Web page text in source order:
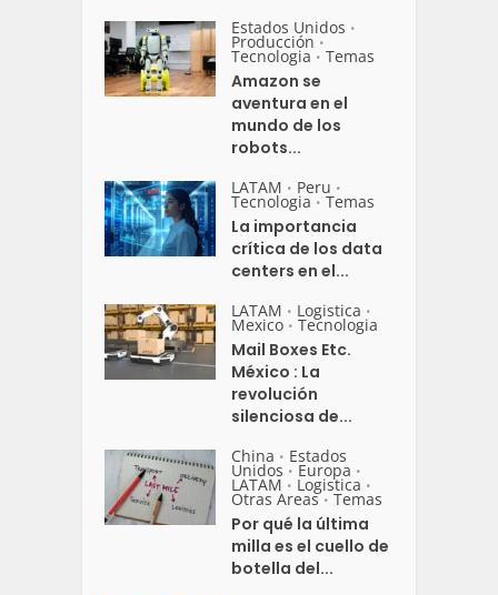
Estados Unidos •
Producción •
Tecnologia • Temas
Amazon se
aventura en el
mundo de los
robots...
LATAM • Peru •
Tecnologia • Temas
La importancia
crítica de los data
centers en el...
LATAM • Logistica •
Mexico • Tecnologia
Mail Boxes Etc.
México : La
revolución
silenciosa de...
China • Estados
Unidos • Europa •
LATAM • Logistica •
Otras Areas • Temas
Por qué la última
milla es el cuello de
botella del...